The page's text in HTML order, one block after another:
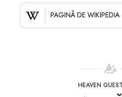
PAGINĂ DE WIKIPEDIA
HEAVEN